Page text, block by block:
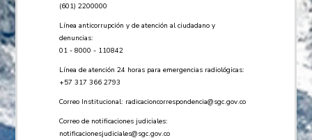
(601) 2200000
Línea anticorrupción y de atención al ciudadano y
denuncias:
01 - 8000 - 110842
Línea de atención 24 horas para emergencias radiológicas:
+57 ​317 366 2793
Correo Institucional: radicacioncorrespondencia@sgc.gov.co
Correo de notificaciones judiciales:
notificacionesjudiciales@sgc.gov.co